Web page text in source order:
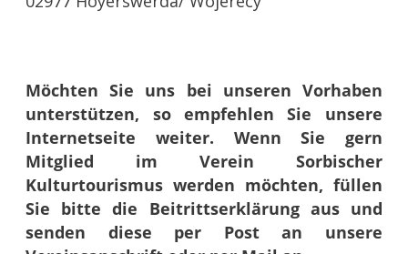
Möchten Sie uns bei unseren Vorhaben
unterstützen, so empfehlen Sie unsere
Internetseite weiter. Wenn Sie gern
Mitglied im Verein Sorbischer
Kulturtourismus werden möchten, füllen
Sie bitte die Beitrittserklärung aus und
senden diese per Post an unsere